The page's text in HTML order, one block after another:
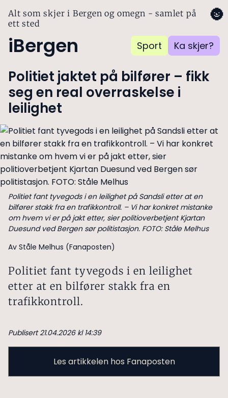
Alt som skjer i Bergen og omegn - samlet på
ett sted
iBergen Sport Ka skjer?
🌚
Politiet jaktet på bilfører – fikk
seg en real overraskelse i
leilighet
Politiet fant tyvegods i en leilighet på Sandsli etter at en
bilfører stakk fra en trafikkontroll. – Vi har konkret mistanke
om hvem vi er på jakt etter, sier politioverbetjent Kjartan
Duesund ved Bergen sør politistasjon. FOTO: Ståle Melhus
Av Ståle Melhus (Fanaposten)
Politiet fant tyvegods i en leilighet
etter at en bilfører stakk fra en
trafikkontroll.
Publisert 21.04.2026 kl 14:39
Les artikkelen hos Fanaposten